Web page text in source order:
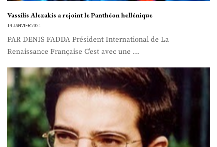
Vassilis Alexakis a rejoint le Panthéon hellénique
14 JANVIER 2021
PAR DENIS FADDA Président International de La
Renaissance Française C’est avec une …